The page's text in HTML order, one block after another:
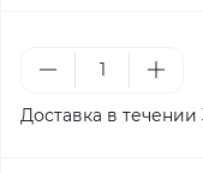
Доставка в